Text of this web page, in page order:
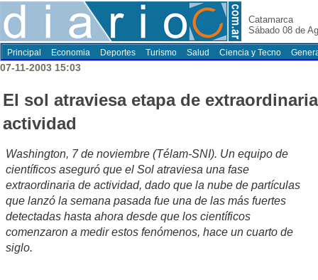
Catamarca
Sábado 08 de
Principal Economia Deportes Turismo Salud Ciencia y Tecno
07-11-2003 15:03
El sol atraviesa etapa de extraordinaria
actividad
Washington, 7 de noviembre (Télam-SNI). Un equipo de
científicos aseguró que el Sol atraviesa una fase
extraordinaria de actividad, dado que la nube de partículas
que lanzó la semana pasada fue una de las más fuertes
detectadas hasta ahora desde que los científicos
comenzaron a medir estos fenómenos, hace un cuarto de
siglo.